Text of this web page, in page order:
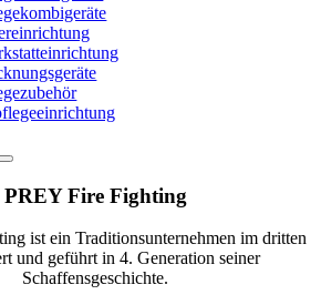
PREY Fire Fighting
ist ein Traditionsunternehmen im dritten
und geführt in 4. Generation seiner
Schaffensgeschichte.